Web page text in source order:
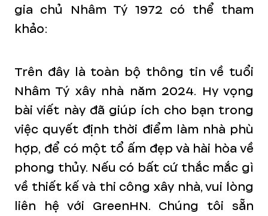
gia chủ Nhâm Tý 1972 có thể tham
khảo:
Trên đây là toàn bộ thông tin về tuổi
Nhâm Tý xây nhà năm 2024. Hy vọng
bài viết này đã giúp ích cho bạn trong
việc quyết định thời điểm làm nhà phù
hợp, để có một tổ ấm đẹp và hài hòa về
phong thủy. Nếu có bất cứ thắc mắc gì
về thiết kế và thi công xây nhà, vui lòng
liên hệ với GreenHN. Chúng tôi sẵn